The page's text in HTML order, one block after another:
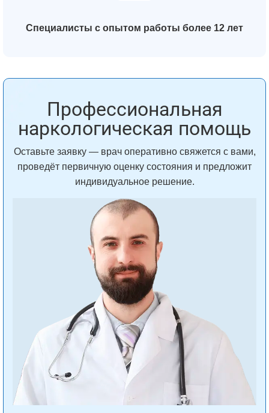
Специалисты с опытом работы более 12 лет
Профессиональная
наркологическая помощь
Оставьте заявку — врач оперативно свяжется с вами,
проведёт первичную оценку состояния и предложит
индивидуальное решение.